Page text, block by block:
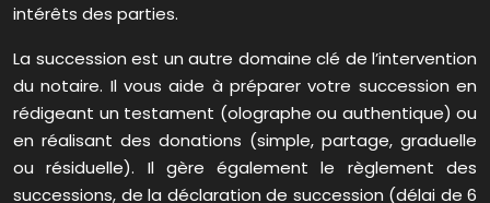
intérêts des parties.
La succession est un autre domaine clé de l’intervention
du notaire. Il vous aide à préparer votre succession en
rédigeant un testament (olographe ou authentique) ou
en réalisant des donations (simple, partage, graduelle
ou résiduelle). Il gère également le règlement des
successions, de la déclaration de succession (délai de 6